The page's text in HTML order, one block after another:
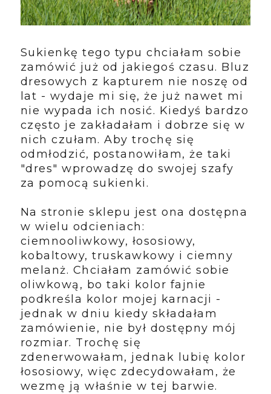
Sukienkę tego typu chciałam sobie
zamówić już od jakiegoś czasu. Bluz
dresowych z kapturem nie noszę od
lat - wydaje mi się, że już nawet mi
nie wypada ich nosić. Kiedyś bardzo
często je zakładałam i dobrze się w
nich czułam. Aby trochę się
odmłodzić, postanowiłam, że taki
"dres" wprowadzę do swojej szafy
za pomocą sukienki.
Na stronie sklepu jest ona dostępna
w wielu odcieniach:
ciemnooliwkowy, łososiowy,
kobaltowy, truskawkowy i ciemny
melanż. Chciałam zamówić sobie
oliwkową, bo taki kolor fajnie
podkreśla kolor mojej karnacji -
jednak w dniu kiedy składałam
zamówienie, nie był dostępny mój
rozmiar. Trochę się
zdenerwowałam, jednak lubię kolor
łososiowy, więc zdecydowałam, że
wezmę ją właśnie w tej barwie.